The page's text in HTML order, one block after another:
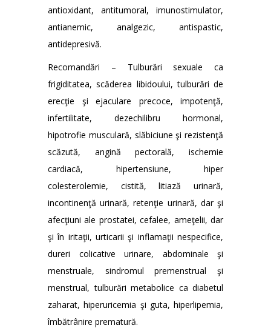
antioxidant, antitumoral, imunostimulator,
antianemic, analgezic, antispastic,
antidepresivă.
Recomandări – Tulburări sexuale ca
frigiditatea, scăderea libidoului, tulburări de
erecţie şi ejaculare precoce, impotenţă,
infertilitate, dezechilibru hormonal,
hipotrofie musculară, slăbiciune şi rezistenţă
scăzută, angină pectorală, ischemie
cardiacă, hipertensiune, hiper
colesterolemie, cistită, litiază urinară,
incontinenţă urinară, retenţie urinară, dar şi
afecţiuni ale prostatei, cefalee, ameţelii, dar
şi în iritaţii, urticarii şi inflamaţii nespecifice,
dureri colicative urinare, abdominale şi
menstruale, sindromul premenstrual şi
menstrual, tulburări metabolice ca diabetul
zaharat, hiperuricemia şi guta, hiperlipemia,
îmbătrânire prematură.